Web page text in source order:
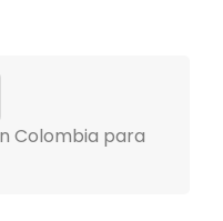
Colombia para